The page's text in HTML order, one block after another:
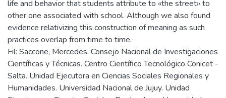
life and behavior that students attribute to «the street» to
other one associated with school. Although we also found
evidence relativizing this construction of meaning as such
practices overlap from time to time.
Fil: Saccone, Mercedes. Consejo Nacional de Investigaciones
Científicas y Técnicas. Centro Científico Tecnológico Conicet -
Salta. Unidad Ejecutora en Ciencias Sociales Regionales y
Humanidades. Universidad Nacional de Jujuy. Unidad